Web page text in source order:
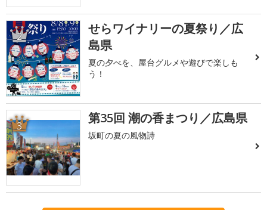
2
せらワイナリーの夏祭り／広
島県
夏の夕べを、屋台グルメや遊びで楽しも
う！
3 第35回 潮の香まつり／広島県
坂町の夏の風物詩